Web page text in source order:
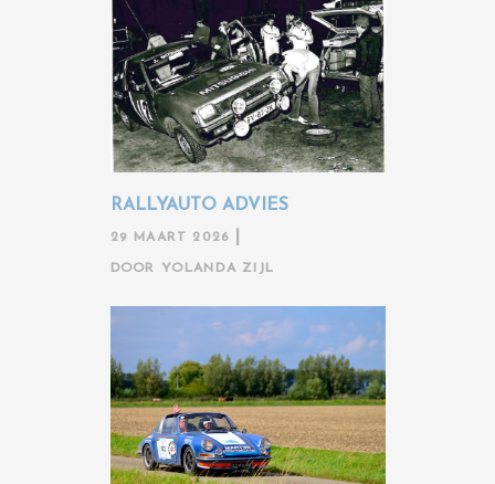
RALLYAUTO ADVIES
29 MAART 2026
DOOR YOLANDA ZIJL